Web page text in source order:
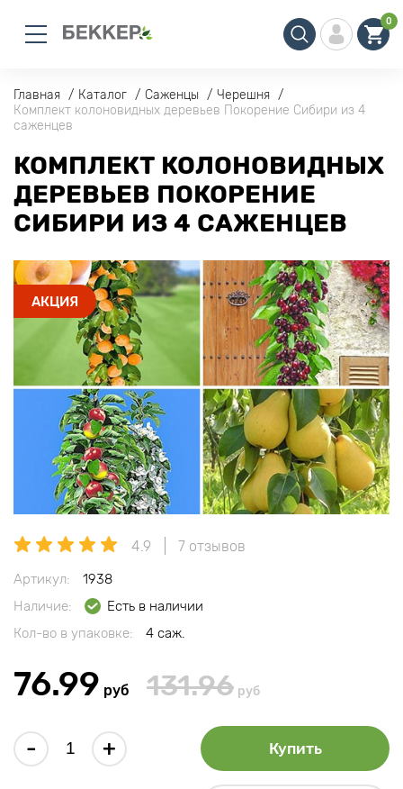
0
Главная Каталог Саженцы
Черешня
Комплект колоновидных деревьев Покорение Сибири из 4
саженцев
КОМПЛЕКТ КОЛОНОВИДНЫХ
ДЕРЕВЬЕВ ПОКОРЕНИЕ
СИБИРИ ИЗ 4 САЖЕНЦЕВ
АКЦИЯ
4.9 7 отзывов
Артикул:
1938
Наличие:
Есть в наличии
Кол-во в упаковке:
4 саж.
76.99 руб 131.96 руб
- + Купить